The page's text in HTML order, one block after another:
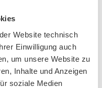
Website technisch
Einwilligung auch
um unsere Website zu
Inhalte und Anzeigen
soziale Medien